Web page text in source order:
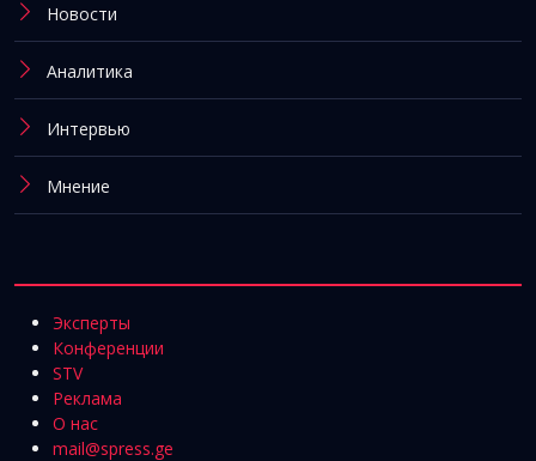
Новости
Аналитика
Интервью
Мнение
Эксперты
Конференции
STV
Реклама
О нас
mail@spress.ge